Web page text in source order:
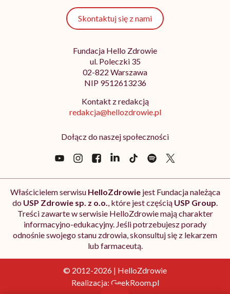
Skontaktuj się z nami
Fundacja Hello Zdrowie
ul. Poleczki 35
02-822 Warszawa
NIP 9512613236
Kontakt z redakcją
redakcja@hellozdrowie.pl
Dołącz do naszej społeczności
Właścicielem serwisu HelloZdrowiejest Fundacja należąca
do USP Zdrowie sp. z o.o., które jest częścią USP Group.
Treści zawarte w serwisie HelloZdrowie mają charakter
informacyjno-edukacyjny. Jeśli potrzebujesz porady
odnośnie swojego stanu zdrowia, skonsultuj się z lekarzem
lub farmaceutą.
© 2012-2026 | HelloZdrowie
Realizacja: GeekRoom.pl